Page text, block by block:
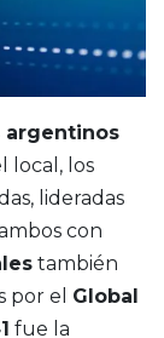
argentinos
local, los
lideradas
con
también
por el Global
fue la